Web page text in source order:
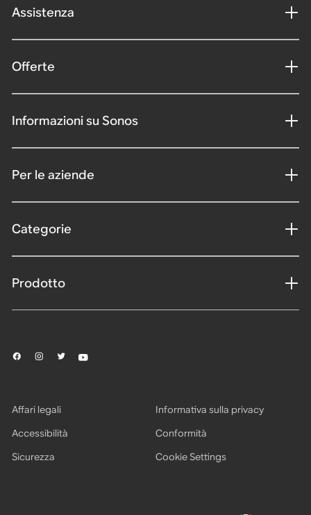
Assistenza
Offerte
Informazioni su Sonos
Per le aziende
Categorie
Prodotto
Affari legali
Informativa sulla privacy
Accessibilità
Conformità
Sicurezza
Cookie Settings